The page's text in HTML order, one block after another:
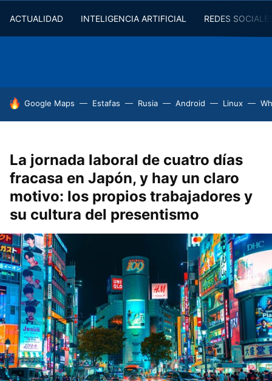
ACTUALIDAD INTELIGENCIA ARTIFICIAL REDES
HOY SE HABLA DE
Google Maps Estafas Rusia Android Linux
La jornada laboral de cuatro días
fracasa en Japón, y hay un claro
motivo: los propios trabajadores y
su cultura del presentismo